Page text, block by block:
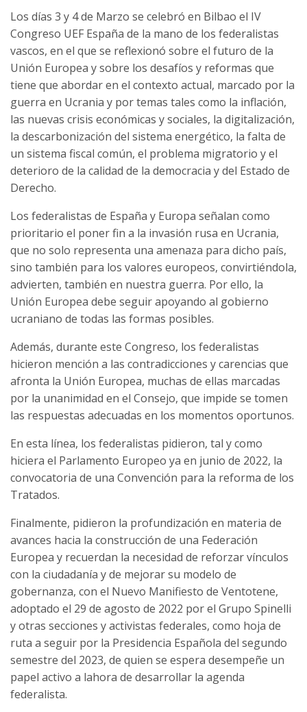
Los días 3 y 4 de Marzo se celebró en Bilbao el IV
Congreso UEF España de la mano de los federalistas
vascos, en el que se reflexionó sobre el futuro de la
Unión Europea y sobre los desafíos y reformas que
tiene que abordar en el contexto actual, marcado por la
guerra en Ucrania y por temas tales como la inflación,
las nuevas crisis económicas y sociales, la digitalización,
la descarbonización del sistema energético, la falta de
un sistema fiscal común, el problema migratorio y el
deterioro de la calidad de la democracia y del Estado de
Derecho.
Los federalistas de España y Europa señalan como
prioritario el poner fin a la invasión rusa en Ucrania,
que no solo representa una amenaza para dicho país,
sino también para los valores europeos, convirtiéndola,
advierten, también en nuestra guerra. Por ello, la
Unión Europea debe seguir apoyando al gobierno
ucraniano de todas las formas posibles.
Además, durante este Congreso, los federalistas
hicieron mención a las contradicciones y carencias que
afronta la Unión Europea, muchas de ellas marcadas
por la unanimidad en el Consejo, que impide se tomen
las respuestas adecuadas en los momentos oportunos.
En esta línea, los federalistas pidieron, tal y como
hiciera el Parlamento Europeo ya en junio de 2022, la
convocatoria de una Convención para la reforma de los
Tratados.
Finalmente, pidieron la profundización en materia de
avances hacia la construcción de una Federación
Europea y recuerdan la necesidad de reforzar vínculos
con la ciudadanía y de mejorar su modelo de
gobernanza, con el Nuevo Manifiesto de Ventotene,
adoptado el 29 de agosto de 2022 por el Grupo Spinelli
y otras secciones y activistas federales, como hoja de
ruta a seguir por la Presidencia Española del segundo
semestre del 2023, de quien se espera desempeñe un
papel activo a lahora de desarrollar la agenda
federalista.